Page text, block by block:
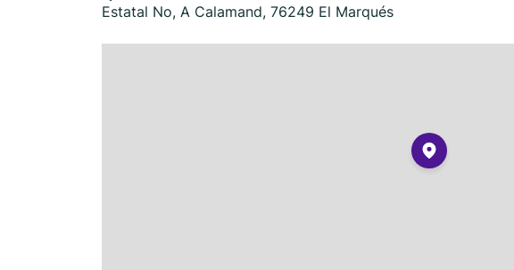
Estatal No, A Calamand, 76249 El Marqués